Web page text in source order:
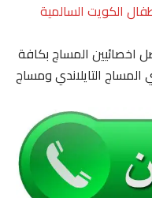
الكويت السالمية
اخصائيين المساج بكافة
التايلاندي ومساج